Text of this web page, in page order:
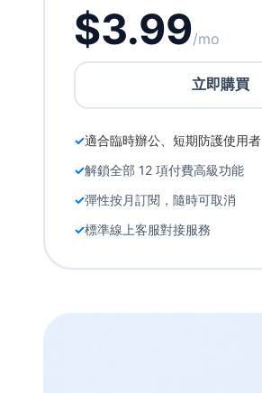
$3.99/mo
立即購買
適合臨時辦公、短期防護使用者
解鎖全部 12 項付費高級功能
彈性按月訂閱，隨時可取消
標準線上客服對接服務